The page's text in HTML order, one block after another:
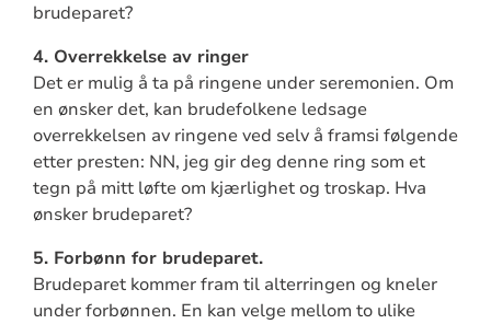
brudeparet?
4. Overrekkelse av ringer
Det er mulig å ta på ringene under seremonien. Om
en ønsker det, kan brudefolkene ledsage
overrekkelsen av ringene ved selv å framsi følgende
etter presten: NN, jeg gir deg denne ring som et
tegn på mitt løfte om kjærlighet og troskap. Hva
ønsker brudeparet?
5. Forbønn for brudeparet.
Brudeparet kommer fram til alterringen og kneler
under forbønnen. En kan velge mellom to ulike